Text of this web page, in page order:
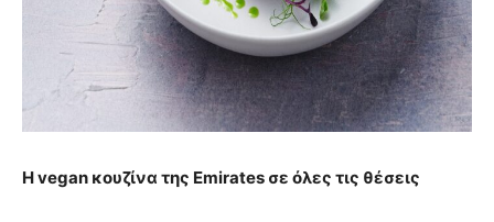
Η vegan κουζίνα της Emirates σε όλες τις θέσεις